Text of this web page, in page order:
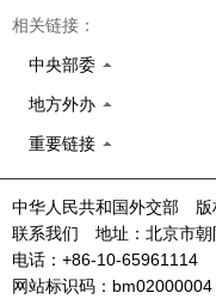
相关链接：
中央部委
地方外办
重要链接
中华人民共和国外交部 版
联系我们 地址：北京市
电话：+86-10-65961114
网站标识码：